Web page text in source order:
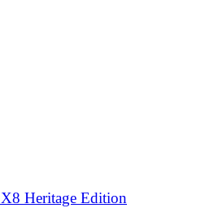
Heritage Edition